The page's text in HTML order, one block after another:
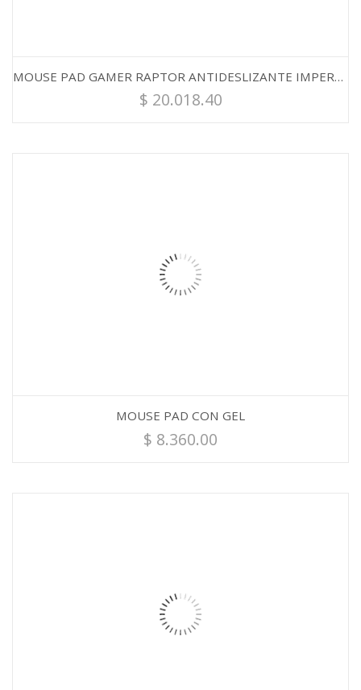
MOUSE PAD GAMER RAPTOR ANTIDESLIZANTE IMPERMEABLE XL 90X40CM
$ 20.018.40
MOUSE PAD CON GEL
$ 8.360.00